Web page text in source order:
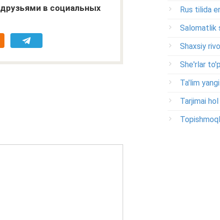
в социальных
Rus tilida
Salomatlik
Shaxsiy
She'rlar
Ta'lim
Tarjimai hol